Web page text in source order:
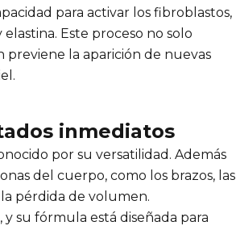
para activar los fibroblastos,
Este proceso no solo
previene la aparición de nuevas
inmediatos
por su versatilidad. Además
del cuerpo, como los brazos, las
pérdida de volumen.
su fórmula está diseñada para